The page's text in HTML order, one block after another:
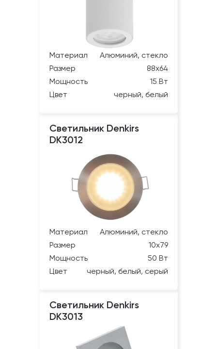
Материал
Алюминий, стекло
Размер
88х64
Мощность
15 Вт
Цвет
черный, белый
Светильник Denkirs
DK3012
Материал
Алюминий, стекло
Размер
10х79
Мощность
50 Вт
Цвет
черный, белый, серый
Светильник Denkirs
DK3013